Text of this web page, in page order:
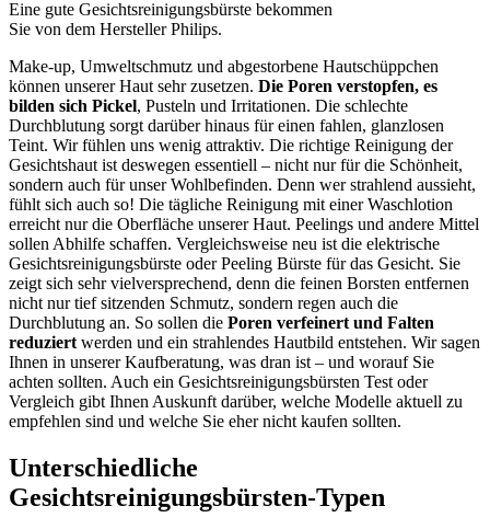
Eine gute Gesichtsreinigungsbürste bekommen
Sie von dem Hersteller Philips.
Make-up, Umweltschmutz und abgestorbene Hautschüppchen
können unserer Haut sehr zusetzen. Die Poren verstopfen, es
bilden sich Pickel, Pusteln und Irritationen. Die schlechte
Durchblutung sorgt darüber hinaus für einen fahlen, glanzlosen
Teint. Wir fühlen uns wenig attraktiv. Die richtige Reinigung der
Gesichtshaut ist deswegen essentiell – nicht nur für die Schönheit,
sondern auch für unser Wohlbefinden. Denn wer strahlend aussieht,
fühlt sich auch so! Die tägliche Reinigung mit einer Waschlotion
erreicht nur die Oberfläche unserer Haut. Peelings und andere Mittel
sollen Abhilfe schaffen. Vergleichsweise neu ist die elektrische
Gesichtsreinigungsbürste oder Peeling Bürste für das Gesicht. Sie
zeigt sich sehr vielversprechend, denn die feinen Borsten entfernen
nicht nur tief sitzenden Schmutz, sondern regen auch die
Durchblutung an. So sollen die Poren verfeinert und Falten
reduziert werden und ein strahlendes Hautbild entstehen. Wir sagen
Ihnen in unserer Kaufberatung, was dran ist – und worauf Sie
achten sollten. Auch ein Gesichtsreinigungsbürsten Test oder
Vergleich gibt Ihnen Auskunft darüber, welche Modelle aktuell zu
empfehlen sind und welche Sie eher nicht kaufen sollten.
Unterschiedliche
Gesichtsreinigungsbürsten-Typen